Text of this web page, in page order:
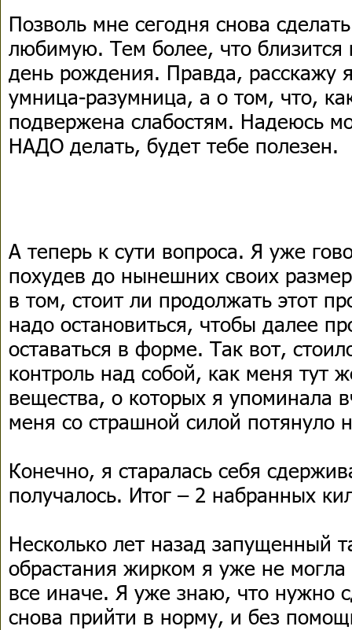
Позволь мне сегодня снова
любимую. Тем более, что близится
день рождения. Правда, расскажу
умница-разумница, а о том, что,
подвержена слабостям. Надеюсь
НАДО делать, будет тебе полезен.
А теперь к сути вопроса. Я уже
похудев до нынешних своих
в том, стоит ли продолжать этот
надо остановиться, чтобы далее
оставаться в форме. Так вот,
контроль над собой, как меня тут
вещества, о которых я упоминала
меня со страшной силой
Конечно, я старалась себя
получалось. Итог – 2 набранных
Несколько лет назад запущенный
обрастания жирком я уже не
все иначе. Я уже знаю, что нужно
снова прийти в норму, и без